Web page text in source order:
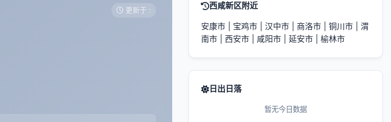
更新于 : 西咸新区附近
安康市 宝鸡市 汉中市 商洛市 铜川市
渭
南市
西安市 咸阳市 延安市 榆林市
日出日落
暂无今日数据